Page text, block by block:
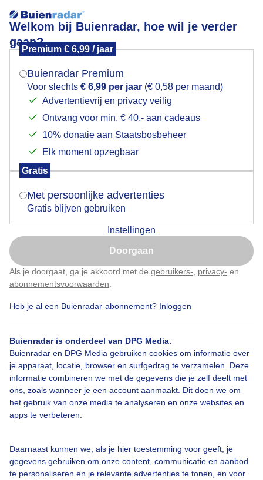
Welkom bij Buienradar, hoe wil je verder
gaan?
Premium € 6,99 / jaar
Buienradar Premium
Voor slechts € 6,99 per jaar (€ 0,58 per maand)
Advertentievrij en privacy veilig
Ontvang voor min. € 40,- aan cadeaus
10% donatie aan Staatsbosbeheer
Elk moment opzegbaar
Gratis
Met persoonlijke advertenties
Gratis blijven gebruiken
Instellingen
Doorgaan
Als je doorgaat, ga je akkoord met de gebruikers- privacy- en
abonnementsvoorwaarden
Heb je al een Buienradar-abonnement? Inloggen
Buienradar is onderdeel van DPG Media.
Buienradar en DPG Media gebruiken cookies om informatie over
je apparaat, locatie, browser en surfgedrag te verzamelen. Deze
informatie combineren we met de gegevens die je zelf deelt met
ons, zoals wanneer je een account aanmaakt. Dit doen we om
het gebruik van onze media te analyseren en onze websites en
apps te verbeteren.
Daarnaast kunnen we, als je hier toestemming voor geeft, je
gegevens gebruiken om onze content, communicatie en aanbod
te personaliseren en je relevante advertenties te tonen, en voor
Bewolkt en waterkoud
Door: ria brasser Gemaakt: 04-02-2025, 54x bekeken
Bewolktenwaterkoud Bloeiendenarcissen
Bekijk slideshow
Mogen we je locatie gebruiken voor het
Indien je hier nog geen akkoord op hebt gegeven,
verschijnt er zo een pop-up uit je browser waarin
Is goed, toon de popup
Nu niet, misschien later
Klik hierom dit aan te passen